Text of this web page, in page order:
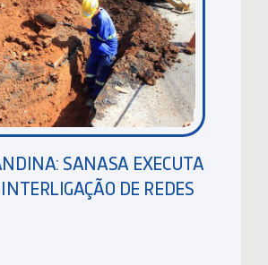
SANASA EXECUTA
DE REDES